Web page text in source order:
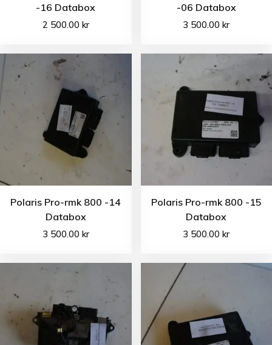
-16 Databox
2 500.00 kr
-06 Databox
3 500.00kr
Polaris Pro-rmk 800 -14
Databox
3 500.00 kr
Polaris Pro-rmk 800 -15
Databox
3 500.00kr